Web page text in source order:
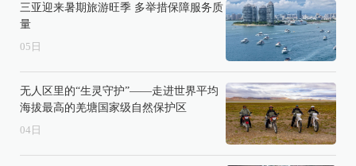
三亚迎来暑期旅游旺季 多举措保障服务质
量
05 日
无人区里的“生灵守护”——走进世界平均
海拔最高的羌塘国家级自然保护区
04 日